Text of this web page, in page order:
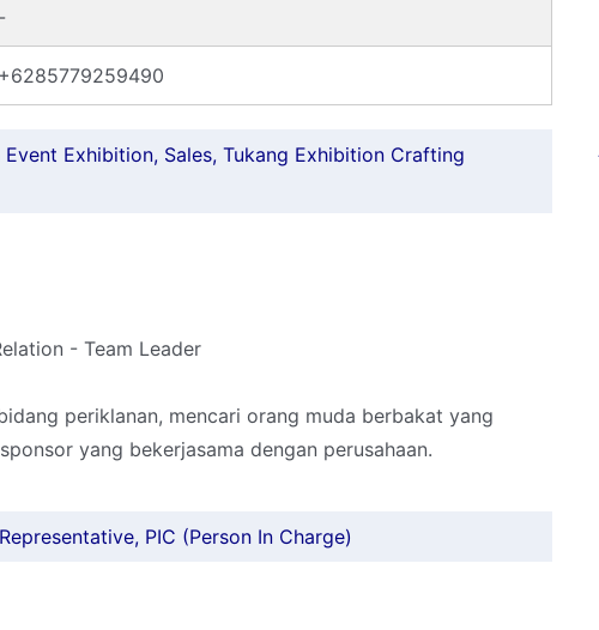
-
+6285779259490
Exhibition, Sales, Tukang Exhibition Crafting
- Team Leader
periklanan, mencari orang muda berbakat yang
yang bekerjasama dengan perusahaan.
PIC (Person In Charge)